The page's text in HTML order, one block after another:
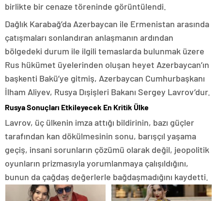
birlikte bir cenaze töreninde görüntülendi.
Dağlık Karabağ’da Azerbaycan ile Ermenistan arasında
çatışmaları sonlandıran anlaşmanın ardından
bölgedeki durum ile ilgili temaslarda bulunmak üzere
Rus hükümet üyelerinden oluşan heyet Azerbaycan’ın
başkenti Bakü’ye gitmiş, Azerbaycan Cumhurbaşkanı
İlham Aliyev, Rusya Dışişleri Bakanı Sergey Lavrov’dur.
Rusya Sonuçları Etkileyecek En Kritik Ülke
Lavrov, üç ülkenin imza attığı bildirinin, bazı güçler
tarafından kan dökülmesinin sonu, barışçıl yaşama
geçiş, insani sorunların çözümü olarak değil, jeopolitik
oyunların prizmasıyla yorumlanmaya çalışıldığını,
bunun da çağdaş değerlerle bağdaşmadığını kaydetti.